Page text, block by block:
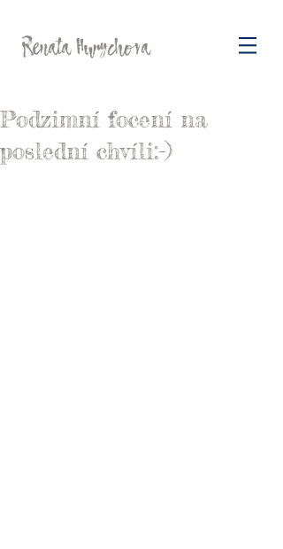
Podzimní focení na
poslední chvíli:-)